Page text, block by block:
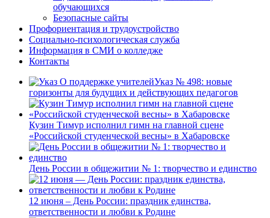
обучающихся
Безопасные сайты
Профориентация и трудоустройство
Социально-психологическая служба
Информация в СМИ о колледже
Контакты
Указ № 498: новые
горизонты для будущих и действующих педагогов
Кузин Тимур исполнил гимн на главной сцене
«Российской студенческой весны» в Хабаровске
День России в общежитии № 1: творчество и единство
12 июня – День России: праздник единства,
ответственности и любви к Родине